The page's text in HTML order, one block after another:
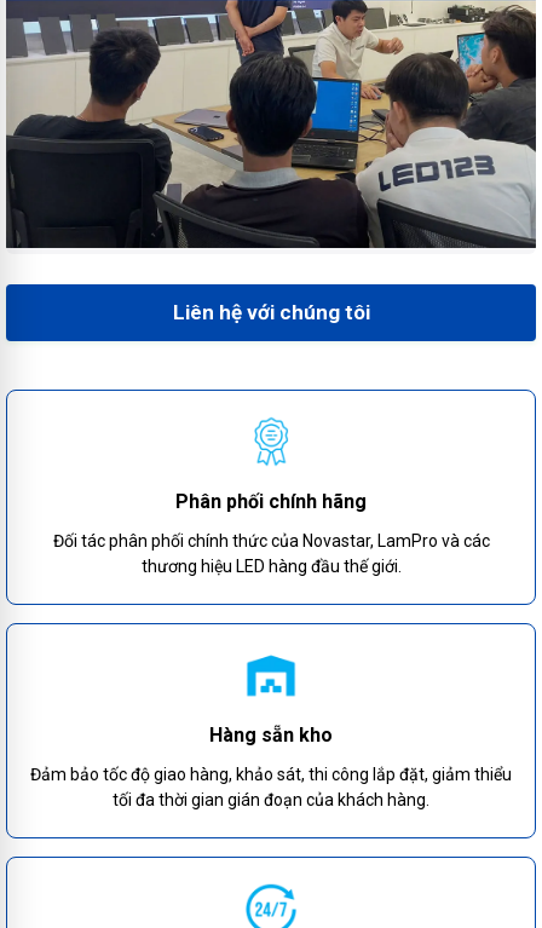
Liên hệ với chúng tôi
Phân phối chính hãng
Đối tác phân phối chính thức của Novastar, LamPro và các
thương hiệu LED hàng đầu thế giới.
Hàng sẵn kho
Đảm bảo tốc độ giao hàng, khảo sát, thi công lắp đặt, giảm thiểu
tối đa thời gian gián đoạn của khách hàng.